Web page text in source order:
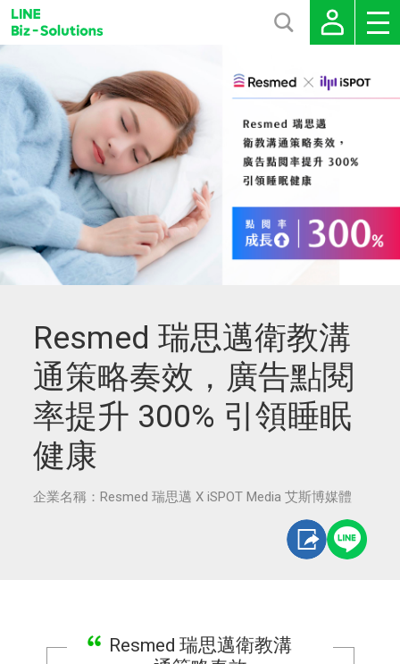
Resmed 瑞思邁衛教溝
通策略奏效，廣告點閱
率提升 300% 引領睡眠
健康
企業名稱：Resmed 瑞思邁 X iSPOT Media 艾斯博媒體
Resmed 瑞思邁衛教溝